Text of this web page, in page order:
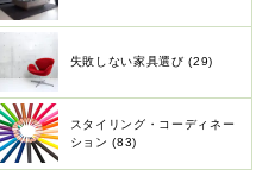
失敗しない家具選び (29)
スタイリング・コーディネー
ション (83)